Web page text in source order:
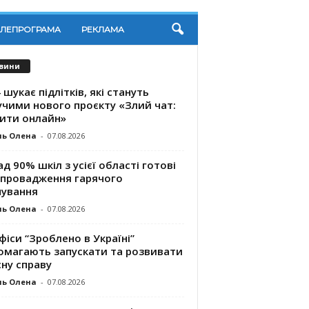
РЕКЛАМА
підлітків, які стануть
нового проєкту «Злий чат:
онлайн»
Олена - 07.08.2026
90% шкіл з усієї області готові
гарячого
Олена - 07.08.2026
“Зроблено в Україні”
запускaти та розвивати
справу
Олена - 07.08.2026